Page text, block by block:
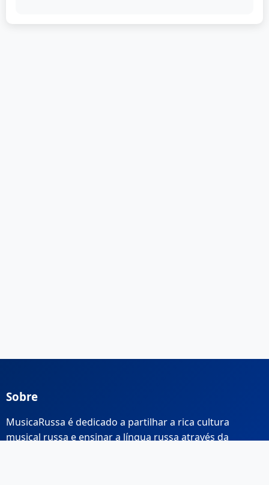
Sobre
MusicaRussa é dedicado a partilhar a rica cultura
musical russa e ensinar a língua russa através da